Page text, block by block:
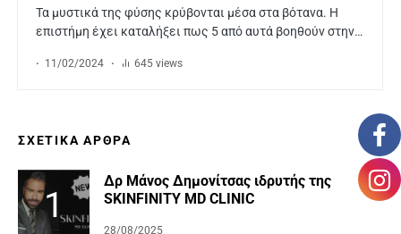
Τα μυστικά της φύσης κρύβονται μέσα στα βότανα. Η
επιστήμη έχει καταλήξει πως 5 από αυτά βοηθούν στην…
11/02/2024 645 views
ΣΧΕΤΙΚΆ ΆΡΘΡΑ
Δρ Μάνος Δημονίτσας ιδρυτής της
SKINFINITY MD CLINIC
28/08/2025